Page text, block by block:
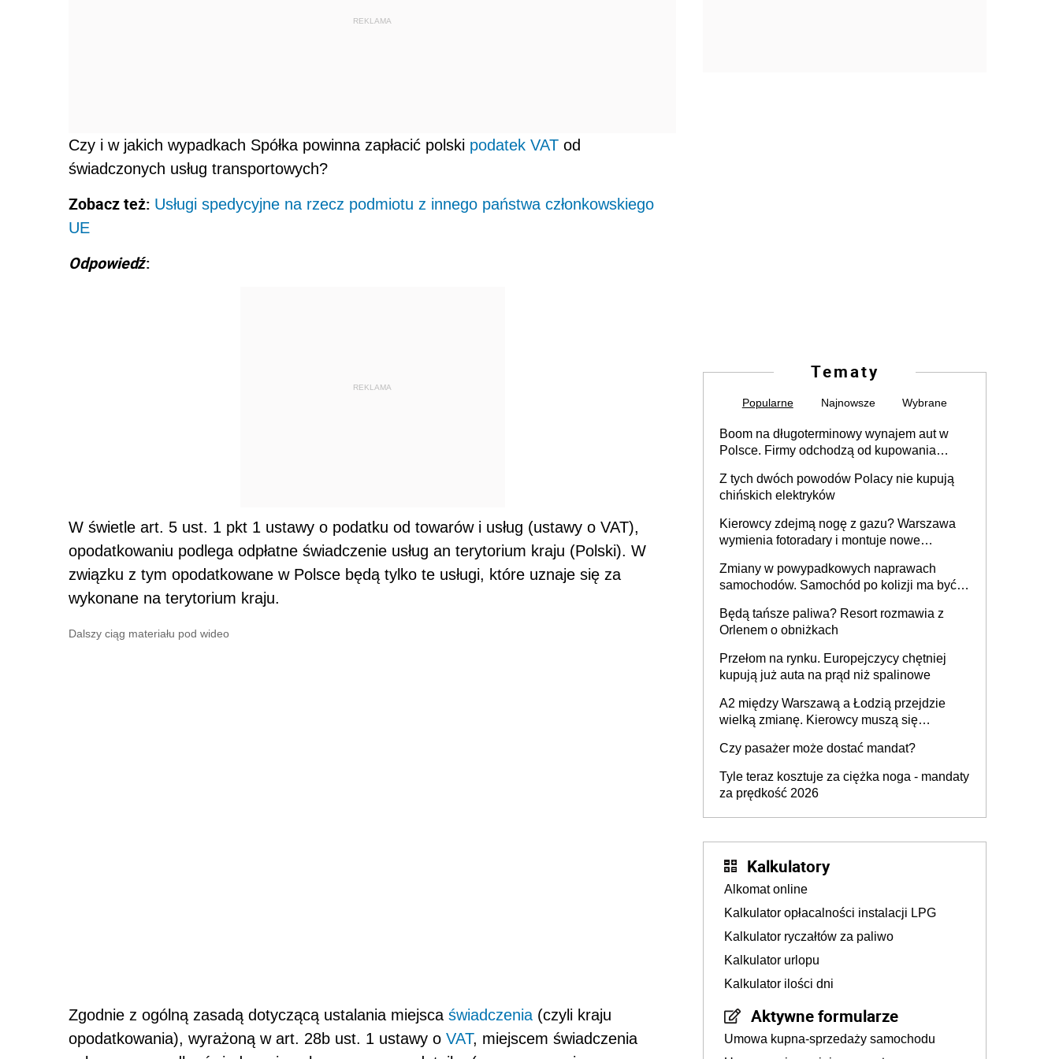
REKLAMA
Czy i w jakich wypadkach Spółka powinna zapłacić polski podatek VAT od
świadczonych usług transportowych?
Zobacz też: Usługi spedycyjne na rzecz podmiotu z innego państwa członkowskiego
UE
Odpowiedź:
REKLAMA
W świetle art. 5 ust. 1 pkt 1 ustawy o podatku od towarów i usług (ustawy o VAT),
opodatkowaniu podlega odpłatne świadczenie usług an terytorium kraju (Polski). W
związku z tym opodatkowane w Polsce będą tylko te usługi, które uznaje się za
wykonane na terytorium kraju.
Dalszy ciąg materiału pod wideo
Zgodnie z ogólną zasadą dotyczącą ustalania miejsca świadczenia (czyli kraju
opodatkowania), wyrażoną w art. 28b ust. 1 ustawy o VAT, miejscem świadczenia
Tematy
Popularne Najnowsze Wybrane
Boom na długoterminowy wynajem aut w
Polsce. Firmy odchodzą od kupowania
Z tych dwóch powodów Polacy nie kupują
chińskich elektryków
Kierowcy zdejmą nogę z gazu? Warszawa
wymienia fotoradary i montuje nowe
Zmiany w powypadkowych naprawach
samochodów. Samochód po kolizji ma być
technologią producenta
Będą tańsze paliwa? Resort rozmawia z
Orlenem o obniżkach
Przełom na rynku. Europejczycy chętniej
kupują już auta na prąd niż spalinowe
A2 między Warszawą a Łodzią przejdzie
wielką zmianę. Kierowcy muszą się
Czy pasażer może dostać mandat?
Tyle teraz kosztuje za ciężka noga - mandaty
za prędkość 2026
Kalkulatory
Alkomat online
Kalkulator opłacalności instalacji LPG
Kalkulator ryczałtów za paliwo
Kalkulator urlopu
Kalkulator ilości dni
Aktywne formularze
Umowa kupna-sprzedaży samochodu